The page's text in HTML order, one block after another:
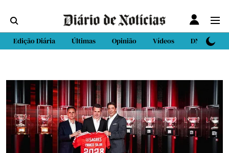
Edição Diária Últimas Opinião Vídeos DN Sport